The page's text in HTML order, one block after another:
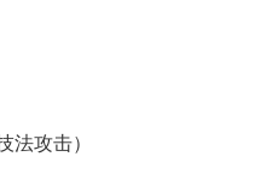
法攻击）